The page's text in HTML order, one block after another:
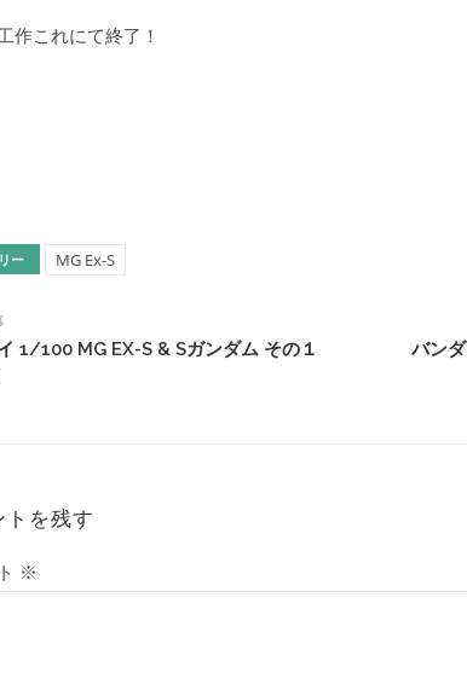
作これにて終了！
ー MG Ex-S
1/100 MG EX-S & Sガンダム その１
バン
トを残す
※